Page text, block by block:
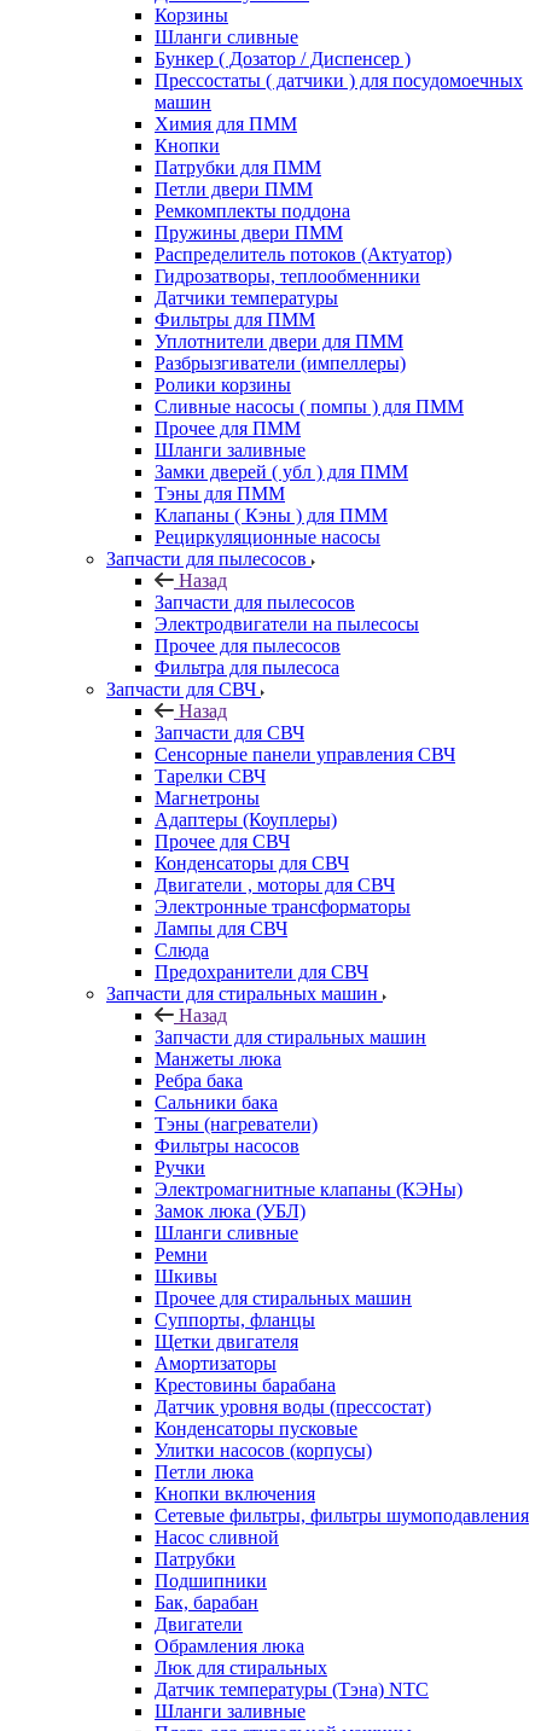
Корзины
Шланги сливные
Бункер ( Дозатор / Диспенсер )
Прессостаты ( датчики ) для посудомоечных
машин
Химия для ПММ
Кнопки
Патрубки для ПММ
Петли двери ПММ
Ремкомплекты поддона
Пружины двери ПММ
Распределитель потоков (Актуатор)
Гидрозатворы, теплообменники
Датчики температуры
Фильтры для ПММ
Уплотнители двери для ПММ
Разбрызгиватели (импеллеры)
Ролики корзины
Сливные насосы ( помпы ) для ПММ
Прочее для ПММ
Шланги заливные
Замки дверей ( убл ) для ПММ
Тэны для ПММ
Клапаны ( Кэны ) для ПММ
Рециркуляционные насосы
Запчасти для пылесосов
Назад
Запчасти для пылесосов
Электродвигатели на пылесосы
Прочее для пылесосов
Фильтра для пылесоса
Запчасти для СВЧ
Назад
Запчасти для СВЧ
Сенсорные панели управления СВЧ
Тарелки СВЧ
Магнетроны
Адаптеры (Коуплеры)
Прочее для СВЧ
Конденсаторы для СВЧ
Двигатели , моторы для СВЧ
Электронные трансформаторы
Лампы для СВЧ
Слюда
Предохранители для СВЧ
Запчасти для стиральных машин
Назад
Запчасти для стиральных машин
Манжеты люка
Ребра бака
Сальники бака
Тэны (нагреватели)
Фильтры насосов
Ручки
Электромагнитные клапаны (КЭНы)
Замок люка (УБЛ)
Шланги сливные
Ремни
Шкивы
Прочее для стиральных машин
Суппорты, фланцы
Щетки двигателя
Амортизаторы
Крестовины барабана
Датчик уровня воды (прессостат)
Конденсаторы пусковые
Улитки насосов (корпусы)
Петли люка
Кнопки включения
Сетевые фильтры, фильтры шумоподавления
Насос сливной
Патрубки
Подшипники
Бак, барабан
Двигатели
Обрамления люка
Люк для стиральных
Датчик температуры (Тэна) NTC
Шланги заливные